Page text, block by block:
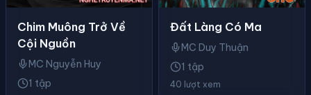
Chim Muông Trở Về
Cội Nguồn
MC Nguyễn Huy
1 tập
Đất Làng Có Ma
MC Duy Thuận
1 tập
40 lượt xem